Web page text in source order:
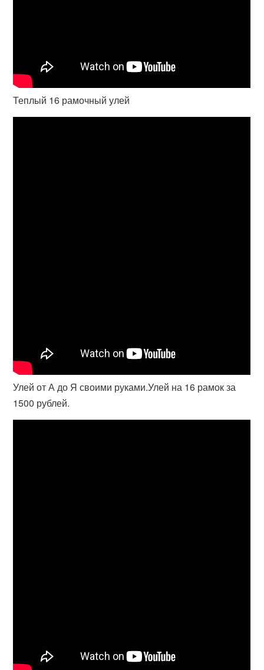
Теплый 16 рамочный улей
Улей от А до Я своими руками.Улей на 16 рамок за
1500 рублей.